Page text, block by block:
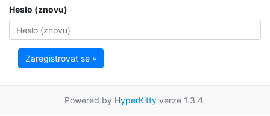
Heslo (znovu)
Zaregistrovat se »
Powered by HyperKitty verze 1.3.4.